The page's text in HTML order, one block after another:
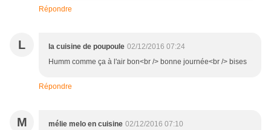
Répondre
L la cuisine de poupoule 02/12/2016 07:24
Humm comme ça à l'air bon<br /> bonne journée<br /> bises
Répondre
M mélie melo en cuisine 02/12/2016 07:10